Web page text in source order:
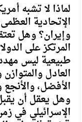
لماذا لا تشبه
الإتحادية
وإيران؟ وهل
المرتكز على
طبيعية ليس مهدد
العادل
الأفضل،
وهل يعقل أن يقبل
الإسرائيلي في